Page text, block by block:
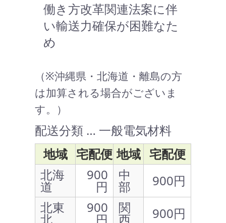
働き方改革関連法案に伴
い輸送力確保が困難なた
め
（※沖縄県・北海道・離島の方
は加算される場合がございま
す。）
配送分類 … 一般電気材料
地域 宅配便 地域 宅配便
北海
道
900
円
中
部
900円
北東
北
900
円
関
西 900円